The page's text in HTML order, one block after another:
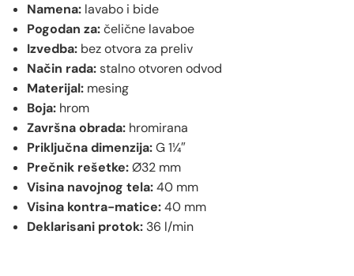
Namena: lavabo i bide
Pogodan za:čelične lavaboe
Izvedba: bez otvora za preliv
Način rada:stalno otvoren odvod
Materijal: mesing
Boja: hrom
Završna obrada: hromirana
Priključna dimenzija:G 1¼″
Prečnik rešetke:Ø32 mm
Visina navojnog tela:40 mm
Visina kontra-matice:40 mm
Deklarisani protok: 36 l/min